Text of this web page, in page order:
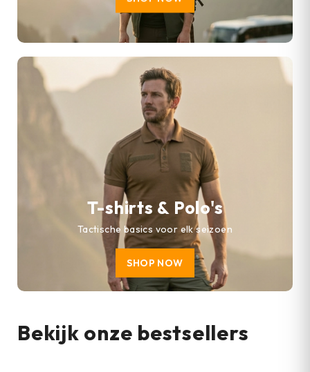
T-shirts & Polo's
Tactische basics voor elk seizoen
SHOP NOW
Bekijk onze bestsellers